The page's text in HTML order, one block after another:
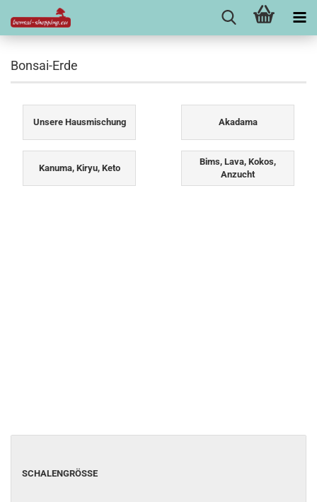
Bonsai-Erde
Unsere Hausmischung Akadama
Kanuma, Kiryu, Keto
Bims, Lava, Kokos,
Anzucht
SCHALENGRÖSSE
SCHALENGRÖSSE